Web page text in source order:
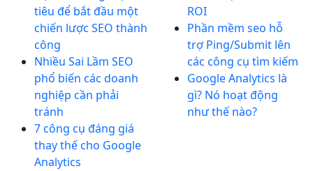
tiêu để bắt đầu một
chiến lược SEO thành
công
Nhiều Sai Lầm SEO
phổ biến các doanh
nghiệp cần phải
tránh
7 công cụ đáng giá
thay thế cho Google
Analytics
ROI
Phần mềm seo hỗ
trợ Ping/Submit lên
các công cụ tìm kiếm
Google Analytics là
gì? Nó hoạt động
như thế nào?